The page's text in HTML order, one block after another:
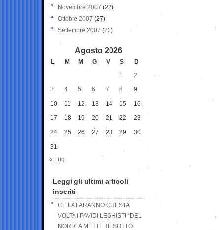
Novembre 2007 (22)
Ottobre 2007 (27)
Settembre 2007 (23)
Agosto 2026
L M M G V S
D
1
2
3 4 5 6 7 8 9
10 11 12 13 14 15 16
17 18 19 20 21 22 23
24 25 26 27 28 29 30
31
« Lug
Leggi gli ultimi articoli
inseriti
CE LA FARANNO QUESTA
VOLTA I PAVIDI LEGHISTI “DEL
NORD” A METTERE SOTTO